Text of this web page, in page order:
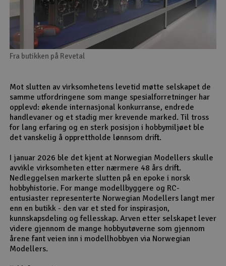
Fra butikken på Revetal
Mot slutten av virksomhetens levetid møtte selskapet de
samme utfordringene som mange spesialforretninger har
opplevd: økende internasjonal konkurranse, endrede
handlevaner og et stadig mer krevende marked. Til tross
for lang erfaring og en sterk posisjon i hobbymiljøet ble
det vanskelig å opprettholde lønnsom drift.
I januar 2026 ble det kjent at Norwegian Modellers skulle
avvikle virksomheten etter nærmere 48 års drift.
Nedleggelsen markerte slutten på en epoke i norsk
hobbyhistorie. For mange modellbyggere og RC-
entusiaster representerte Norwegian Modellers langt mer
enn en butikk - den var et sted for inspirasjon,
kunnskapsdeling og fellesskap. Arven etter selskapet lever
videre gjennom de mange hobbyutøverne som gjennom
årene fant veien inn i modellhobbyen via Norwegian
Modellers.